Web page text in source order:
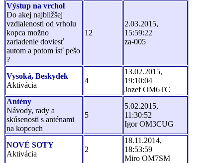
Výstup na vrchol
Do akej najbližšej
vzdialenosti od vrholu
kopca možno
zariadenie doviesť
autom a potom ísť pešo
?
12
2.03.2015,
15:59:22
za-005
Vysoká, Beskydek
Aktivácia
4
13.02.2015,
19:10:04
Jozef OM6TC
Antény
Návody, rady a
skúsenosti s anténami
na kopcoch
5
5.02.2015,
11:30:52
Igor OM3CUG
NOVÉ SOTY
Aktivácia
2
18.11.2014,
18:53:59
Miro OM7SM